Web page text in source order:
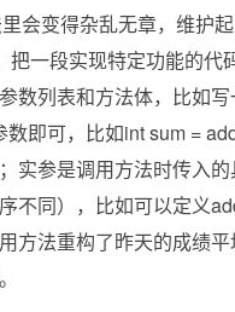
会变得杂乱无章，维护
把一段实现特定功能的
数列表和方法体，比如
即可，比如int sum =
实参是调用方法时传入
不同），比如可以定义
法重构了昨天的成绩